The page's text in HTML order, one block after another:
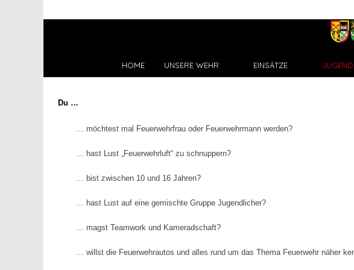
HOME UNSERE WEHR EINSÄTZE
Du …
… möchtest mal Feuerwehrfrau oder Feuerwehrmann werden?
… hast Lust „Feuerwehrluft“ zu schnuppern?
… bist zwischen 10 und 16 Jahren?
… hast Lust auf eine gemischte Gruppe Jugendlicher?
… magst Teamwork und Kameradschaft?
… willst die Feuerwehrautos und alles rund um das Thema Feuerwehr näher